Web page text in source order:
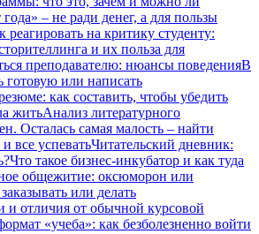
– не ради денег, а для пользы
реагировать на критику студенту:
и их польза для
преподавателю: нюансы поведенияВ
готовую или написать
как составить, чтобы убедить
житьАнализ литературного
Осталась самая малость – найти
все успеватьЧитательский дневник:
Что такое бизнес-инкубатор и как туда
общежитие: оксюморон или
или делать
и отличия от обычной курсовой
«учеба»: как безболезненно войти